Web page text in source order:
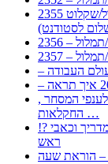
2355 דרישה לתשלום עבור מתן שירותי תרגום/תמלול/שקלוט
לסטודנט)
תמלול
תמלול
, התעשייה , פיצויי מס רכוש בגין נזק עקיף לענפי המסחר
החקלאות …
!? איך להפרד מהמיגרנה לשחרור ממיגרנה מעשי מדריך וכאבי
ראש
– הוראת שעה